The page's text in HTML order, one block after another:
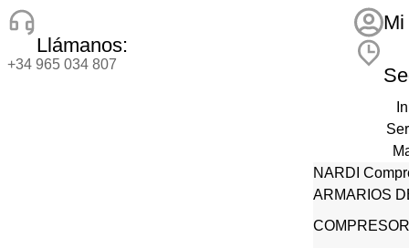
Llámanos:
+34 965 034 807
Mi
NARDI
LALIZAS
JAFER
ARMARIOS